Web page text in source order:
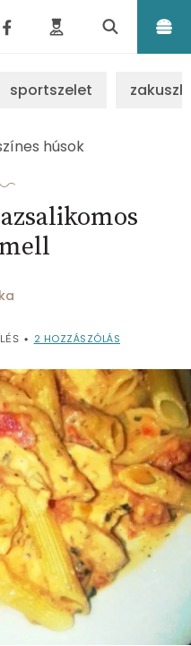
sportszelet
húsok
• 2 HOZZÁSZÓLÁS